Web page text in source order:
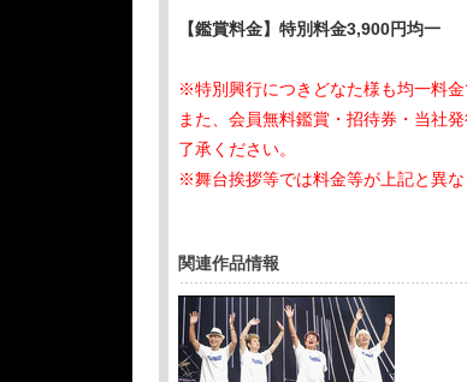
【鑑賞料金】特別料金3,900円均一
※特別興行につきどなた様も均一料
また、会員無料鑑賞・招待券・当社
了承ください。
※舞台挨拶等では料金等が上記と異な
関連作品情報